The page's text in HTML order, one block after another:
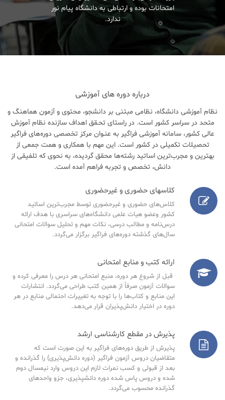
امتحانات بوده و ارتباطی به دانشگاه پیام نور
ندارد.
درباره دوره های آموزشی
نظام آموزشی دانشگاه، نظامی مبتنی بر دانشجو، محتوی و آزمون هماهنگ و
متحد در سراسر کشور است. در راستای تحـقق اهداف سازنده نظام آموزش
عالی کشور، سامانه آموزشی فراگیر به عنـوان مرکز تخصصی دوره‌های فراگیر
تحصیلات تکمیلی در کشور است. این مهم با همکاری و همت جمعی از
بهترین و مجرب‌ترین اساتید رشته‌ها محقق گردیده، به نحوی که تلفیقی از
دانش، تخصص و تجربه فراهم آمده است.
کلاسهای حضوری و غیرحضوری
کلاس‌های حضوری و غیرحضوری توسط مجرب‌ترین اساتید
کشور وعضو هیات علمی دانشگاه‌های سراسری با هدف ارائه
درس‌نامه‌ و مطالب درسی، نکات مهم و تحلیل سوالات امتحانی
سال‌های گذشته دوره‌های فراگیر برگزار می‌گردد.
ارائه کتب و منابع امتحانی
قبل از شروع هر دوره، منبع امتحانی هر درس را معرفی کرده و
سوالات آزمون صرفاً از همین کتب طراحی می‌گردد. انتشارات
این منابع و کتاب‌ها را با توجه به تغییرات احتمالی منابع در هر
دوره در اختیار دانش‌پذیران قرار می‌دهد.
پذیرش در مقطع کارشناسی ارشد
پذیرش از طریق دوره‌های فراگیر به این صورت است که
متقاضیان دروس آزمون فراگیر (دوره دانش‌پذیری) را گذرانده و
بعد از قبولی و کسب نمرات لازم این دروس وارد نیمسال دوم
شده و دروس پاس شده دوره دانشپذیری، جزو واحدهای
گذرانده محسوب می‌گردد.